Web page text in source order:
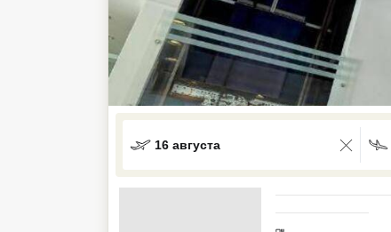
16 августа
Большой Сочи